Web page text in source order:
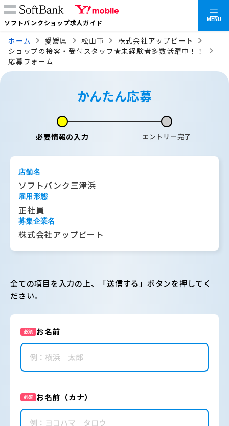
ソフトバンクショップ求人ガイド MENU
ホーム 愛媛県 松山市
株式会社アップビート
ショップの接客・受付スタッフ★未経験者多数活躍中！！
応募フォーム
かんたん応募
必要情報の入力 エントリー完了
店舗名
ソフトバンク三津浜
雇用形態
正社員
募集企業名
株式会社アップビート
全ての項目を入力の上、「送信する」ボタンを押してく
ださい。
必須 お名前
必須 お名前（カナ）